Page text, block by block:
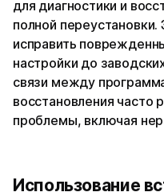
для диагностики и
полной
исправить
настройки до
связи между
восстановления
проблемы, включая
Использование